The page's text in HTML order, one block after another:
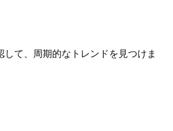
て、周期的なトレンドを見つけま